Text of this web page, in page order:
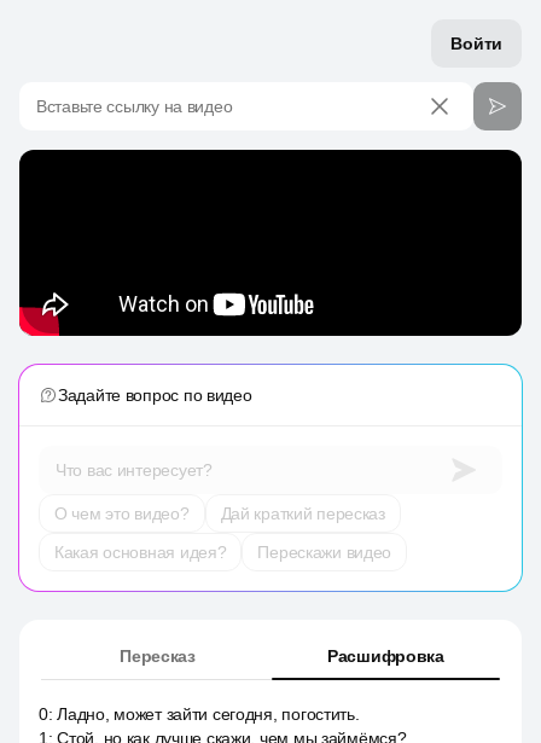
Войти
Вставьте ссылку на видео
Задайте вопрос по видео
Что вас интересует?
О чем это видео?
Дай краткий пересказ
Какая основная идея?
Перескажи видео
Пересказ Расшифровка
0:Ладно, может зайти сегодня, погостить.
1 :Стой, но как лучше скажи, чем мы займёмся?